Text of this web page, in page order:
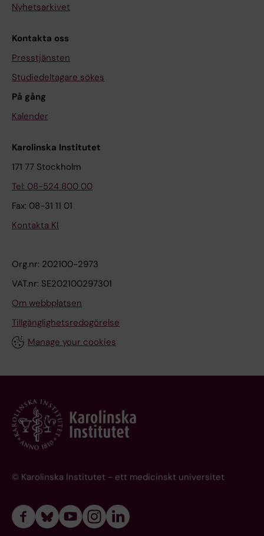
Nyhetsarkivet
Kontakta oss
Presstjänsten
Studiedeltagare sökes
På gång
Kalender
Karolinska Institutet
171 77 Stockholm
Tel: 08-524 800 00
Fax: 08-31 11 01
Kontakta KI
Org.nr: 202100-2973
VAT.nr: SE202100297301
Om webbplatsen
Tillgänglighetsredogörelse
Manage your cookies
© Karolinska Institutet - ett medicinskt universitet